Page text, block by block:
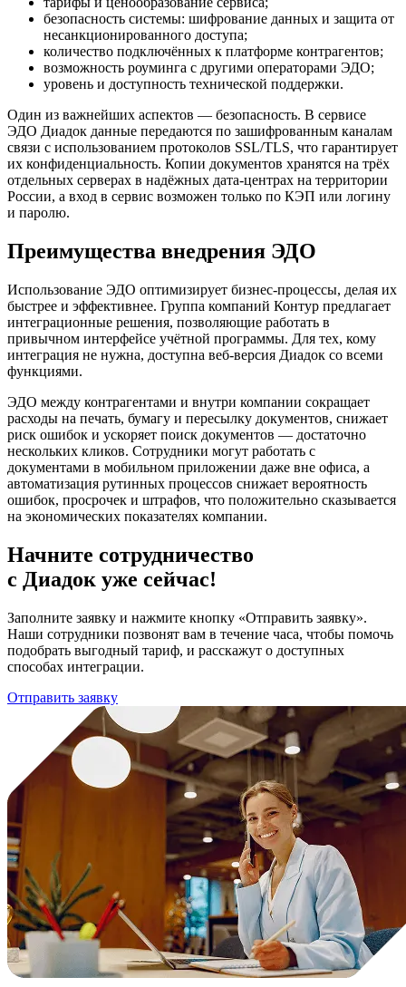
безопасность системы: шифрование данных и защита от
несанкционированного доступа;
количество подключённых к платформе контрагентов;
возможность роуминга с другими операторами ЭДО;
уровень и доступность технической поддержки.
Один из важнейших аспектов — безопасность. В сервисе
ЭДО Диадок данные передаются по зашифрованным каналам
связи с использованием протоколов SSL/TLS, что гарантирует
их конфиденциальность. Копии документов хранятся на трёх
отдельных серверах в надёжных дата-центрах на территории
России, а вход в сервис возможен только по КЭП или логину
и паролю.
Преимущества внедрения ЭДО
Использование ЭДО оптимизирует бизнес-процессы, делая их
быстрее и эффективнее. Группа компаний Контур предлагает
интеграционные решения, позволяющие работать в
привычном интерфейсе учётной программы. Для тех, кому
интеграция не нужна, доступна веб-версия Диадок со всеми
функциями.
ЭДО между контрагентами и внутри компании сокращает
расходы на печать, бумагу и пересылку документов, снижает
риск ошибок и ускоряет поиск документов — достаточно
нескольких кликов. Сотрудники могут работать с
документами в мобильном приложении даже вне офиса, а
автоматизация рутинных процессов снижает вероятность
ошибок, просрочек и штрафов, что положительно сказывается
на экономических показателях компании.
Начните сотрудничество
с Диадок уже сейчас!
Заполните заявку и нажмите кнопку «Отправить заявку».
Наши сотрудники позвонят вам в течение часа, чтобы помочь
подобрать выгодный тариф, и расскажут о доступных
способах интеграции.
Отправить заявку